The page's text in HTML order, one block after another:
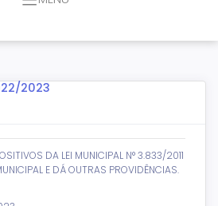
2023
DA LEI MUNICIPAL N° 3.833/2011
E DÁ OUTRAS PROVIDÊNCIAS.